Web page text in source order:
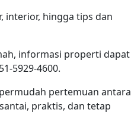
interior, hingga tips dan
informasi properti dapat
5929-4600.
pertemuan antara
praktis, dan tetap